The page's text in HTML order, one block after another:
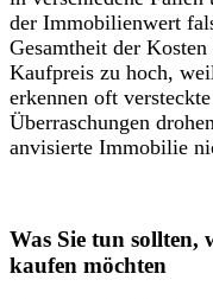
der Immobilienwert
Gesamtheit der
Kaufpreis zu hoch,
erkennen oft
Überraschungen
anvisierte Immobilie
Was Sie tun sollten,
kaufen möchten